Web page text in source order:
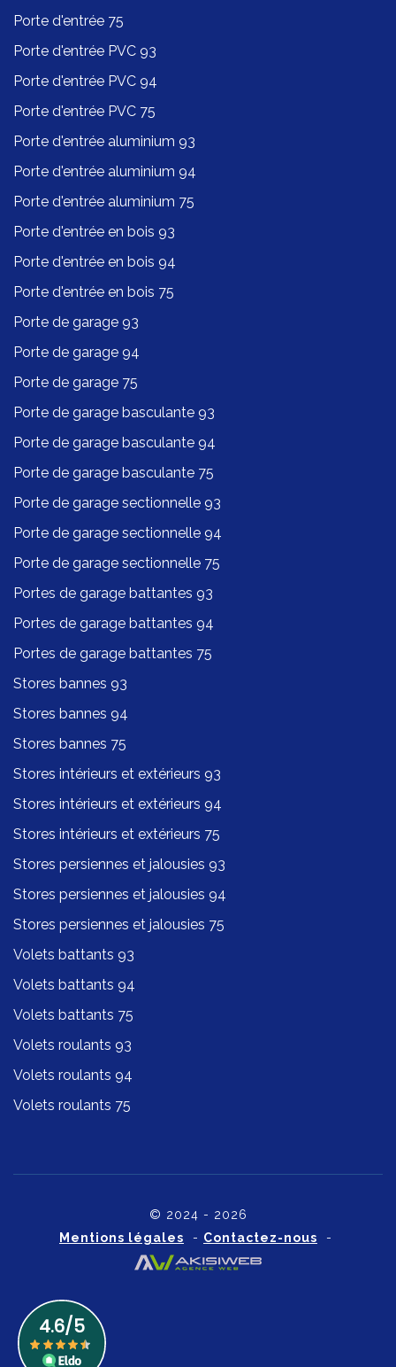
Porte d'entrée 75
Porte d'entrée PVC 93
Porte d'entrée PVC 94
Porte d'entrée PVC 75
Porte d'entrée aluminium 93
Porte d'entrée aluminium 94
Porte d'entrée aluminium 75
Porte d'entrée en bois 93
Porte d'entrée en bois 94
Porte d'entrée en bois 75
Porte de garage 93
Porte de garage 94
Porte de garage 75
Porte de garage basculante 93
Porte de garage basculante 94
Porte de garage basculante 75
Porte de garage sectionnelle 93
Porte de garage sectionnelle 94
Porte de garage sectionnelle 75
Portes de garage battantes 93
Portes de garage battantes 94
Portes de garage battantes 75
Stores bannes 93
Stores bannes 94
Stores bannes 75
Stores intérieurs et extérieurs 93
Stores intérieurs et extérieurs 94
Stores intérieurs et extérieurs 75
Stores persiennes et jalousies 93
Stores persiennes et jalousies 94
Stores persiennes et jalousies 75
Volets battants 93
Volets battants 94
Volets battants 75
Volets roulants 93
Volets roulants 94
Volets roulants 75
© 2024 - 2026
Mentions légales - Contactez-nous -